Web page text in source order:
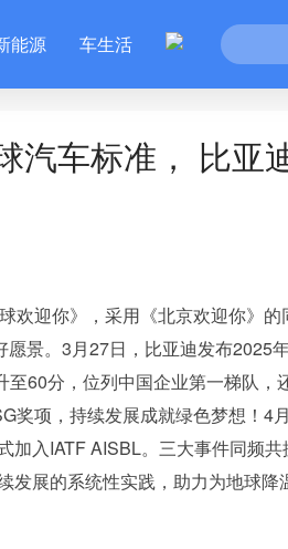
能源 车生活
汽车标准， 比亚
欢迎你》，采用《北京欢迎你》
景。3月27日，比亚迪发布2025
60分，位列中国企业第一梯队，
奖项，持续发展成就绿色梦想！4
入IATF AISBL。三大事件同频
发展的系统性实践，助力为地球降